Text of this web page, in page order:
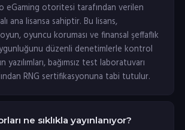
eGaming otoritesi tarafından verilen
ana lisansa sahiptir. Bu lisans,
oyuncu koruması ve finansal şeffaflık
düzenli denetimlerle kontrol
yazılımları, bağımsız test laboratuvarı
RNG sertifikasyonuna tabi tutulur.
ne sıklıkla yayınlanıyor?